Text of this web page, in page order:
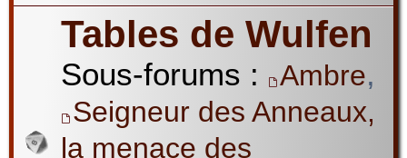
Tables de Wulfen
Sous-forums : Ambre,
Seigneur des Anneaux,
la menace des